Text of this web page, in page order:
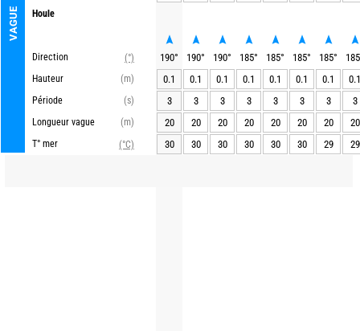
VAGUE
Houle
Direction
(°)
Hauteur
(m)
Période
(s)
Longueur vague
(m)
T° mer
(°C)
190° 190° 190° 185° 185° 185° 185°
185
0.1
0.1 0.1 0.1 0.1 0.1 0.1
0.1
3
3 3 3 3 3 3
3
20
20 20 20 20 20 20
20
30
30 30 30 30 30 29 29